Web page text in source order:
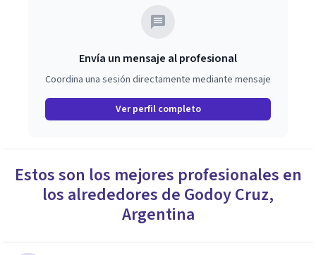
Envía un mensaje al profesional
Coordina una sesión directamente mediante mensaje
Ver perfil completo
Estos son los mejores profesionales en
los alrededores de Godoy Cruz,
Argentina